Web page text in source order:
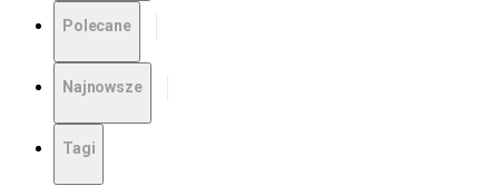
Polecane
Najnowsze
Tagi